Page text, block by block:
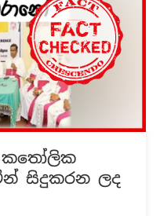
කතෝලික
සිදුකරන ලද